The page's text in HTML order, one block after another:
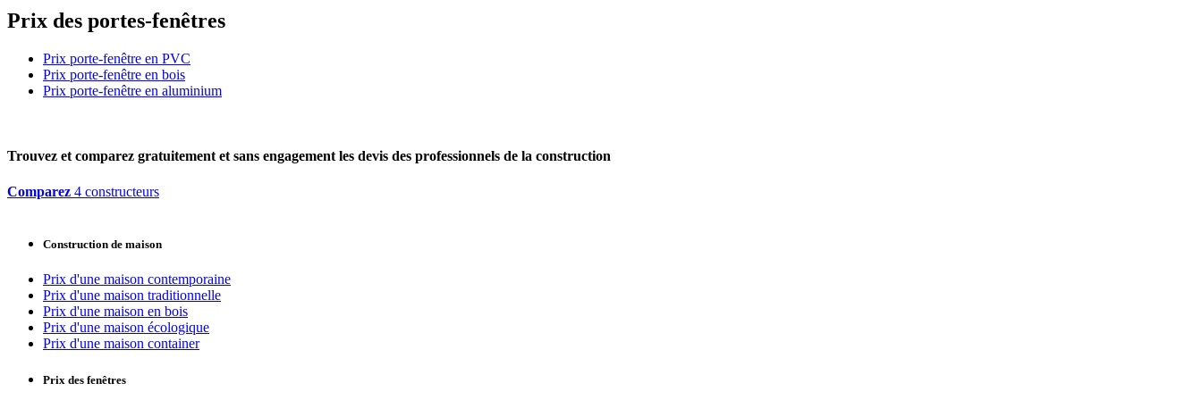
Prix des portes-fenêtres
Prix porte-fenêtre en PVC
Prix porte-fenêtre en bois
Prix porte-fenêtre en aluminium
Trouvez et comparez gratuitement et sans engagement les devis des professionnels de la construction
Comparez 4 constructeurs
Construction de maison
Prix d'une maison contemporaine
Prix d'une maison traditionnelle
Prix d'une maison en bois
Prix d'une maison écologique
Prix d'une maison container
Prix des fenêtres